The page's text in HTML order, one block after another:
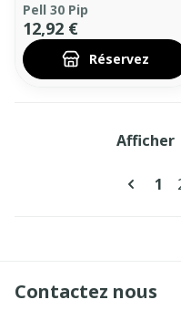
Pell 30 Pip
12,92 €
Réservez
1
Afficher
Contactez nous